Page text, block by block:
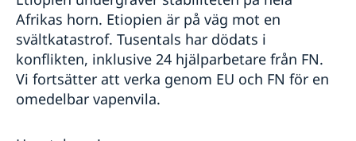
Afrikas horn. Etiopien är på väg mot en
svältkatastrof. Tusentals har dödats i
konflikten, inklusive 24 hjälparbetare från FN.
Vi fortsätter att verka genom EU och FN för en
omedelbar vapenvila.